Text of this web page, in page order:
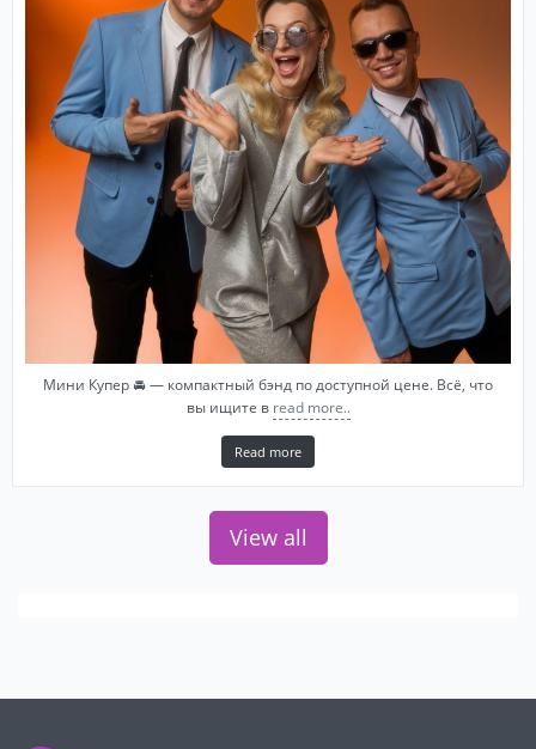
Мини Купер 🚘 — компактный бэнд по доступной цене. Всё, что
вы ищите в read more..
Read more
View all